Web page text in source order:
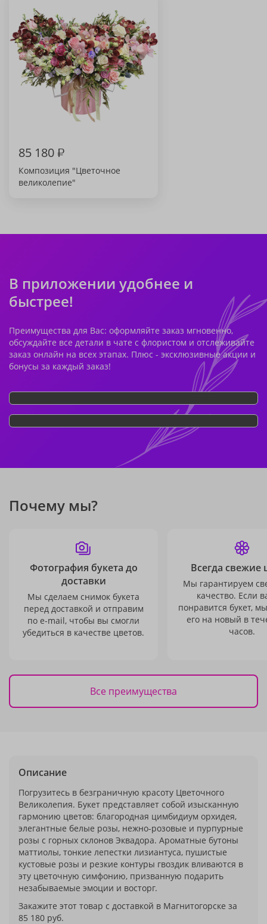
85 180₽
Композиция "Цветочное
великолепие"
В приложении удобнее и
быстрее!
Преимущества для Вас: оформляйте заказ мгновенно,
обсуждайте все детали в чате с флористом и отслеживайте
заказ онлайн на всех этапах. Плюс - эксклюзивные акции и
бонусы за каждый заказ!
Почему мы?
Фотография букета до
доставки
Мы сделаем снимок букета
перед доставкой и отправим
по e-mail, чтобы вы смогли
убедиться в качестве цветов.
Всегда свежие
Мы гарантируем
качество. Если
понравится букет,
его на новый в
часов.
Все преимущества
Описание
Погрузитесь в безграничную красоту Цветочного
Великолепия. Букет представляет собой изысканную
гармонию цветов: благородная цимбидиум орхидея,
элегантные белые розы, нежно-розовые и пурпурные
розы с горных склонов Эквадора. Ароматные бутоны
маттиолы, тонкие лепестки лизиантуса, пушистые
кустовые розы и резкие контуры гвоздик вливаются в
эту цветочную симфонию, призванную подарить
незабываемые эмоции и восторг.
Закажите этот товар с доставкой в Магнитогорске за
85 180 руб.